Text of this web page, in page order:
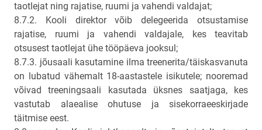
taotlejat ning rajatise, ruumi ja vahendi valdajat;
8.7.2. Kooli direktor võib delegeerida otsustamise
rajatise, ruumi ja vahendi valdajale, kes teavitab
otsusest taotlejat ühe tööpäeva jooksul;
8.7.3. jõusaali kasutamine ilma treenerita/täiskasvanuta
on lubatud vähemalt 18-aastastele isikutele; nooremad
võivad treeningsaali kasutada üksnes saatjaga, kes
vastutab alaealise ohutuse ja sisekorraeeskirjade
täitmise eest.